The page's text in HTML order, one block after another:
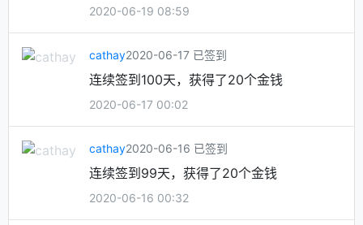
2020-06-19 08:59
cathay2020-06-17 已签到
连续签到100天，获得了20个金钱
2020-06-17 00:02
cathay2020-06-16 已签到
连续签到99天，获得了20个金钱
2020-06-16 00:32